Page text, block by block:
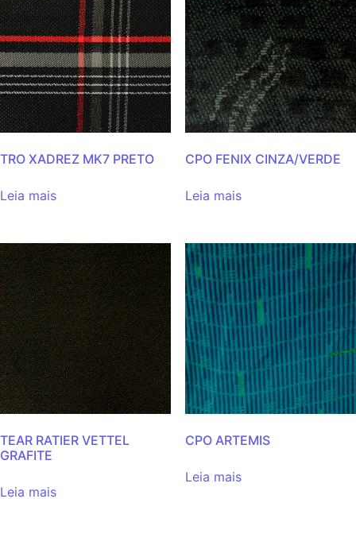
TRO XADREZ MK7 PRETO
Leia mais
CPO FENIX CINZA/VERDE
Leia mais
TEAR RATIER VETTEL
GRAFITE
Leia mais
CPO ARTEMIS
Leia mais